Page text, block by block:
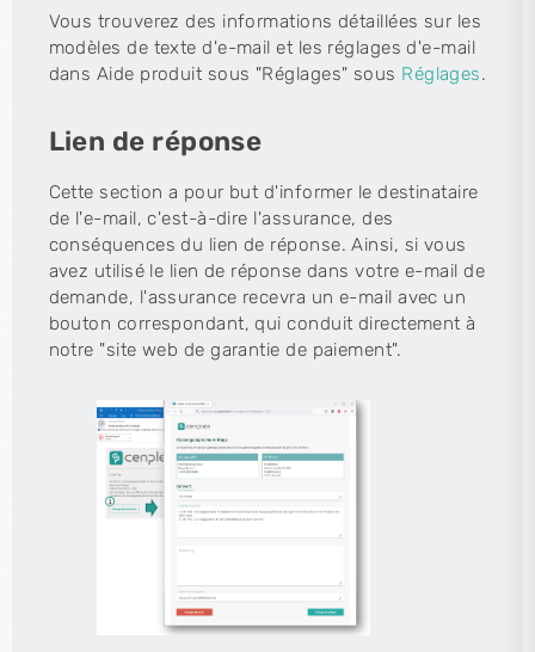
Vous trouverez des informations détaillées sur les
modèles de texte d'e-mail et les réglages d'e-mail
dans Aide produit sous "Réglages" sous Réglages.
Lien de réponse
Cette section a pour but d'informer le destinataire
de l'e-mail, c'est-à-dire l'assurance, des
conséquences du lien de réponse. Ainsi, si vous
avez utilisé le lien de réponse dans votre e-mail de
demande, l'assurance recevra un e-mail avec un
bouton correspondant, qui conduit directement à
notre "site web de garantie de paiement".